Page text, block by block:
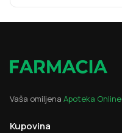
Vaša omiljena Apoteka Online
Kupovina